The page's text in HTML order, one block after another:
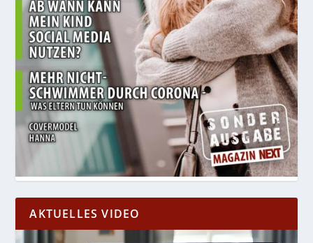
AKTUELLES VIDEO